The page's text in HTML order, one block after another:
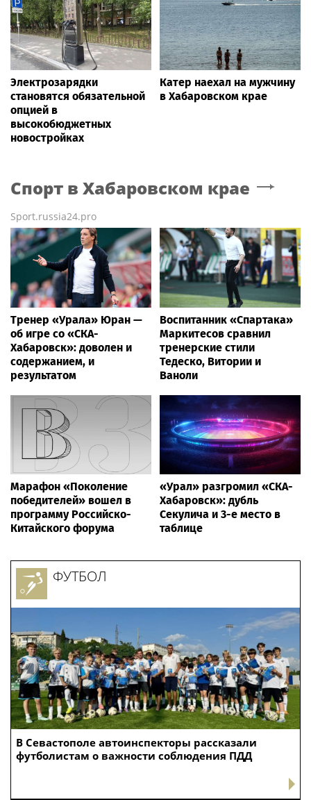
Электрозарядки
становятся обязательной
опцией в
высокобюджетных
новостройках
Катер наехал на мужчину
в Хабаровском крае
Спорт в Хабаровском крае
Sport.russia24.pro
Тренер «Урала» Юран —
об игре со «СКА-
Хабаровск»: доволен и
содержанием, и
результатом
Воспитанник «Спартака»
Маркитесов сравнил
тренерские стили
Тедеско, Витории и
Ваноли
Марафон «Поколение
победителей» вошел в
программу Российско-
Китайского форума
«Урал» разгромил «СКА-
Хабаровск»: дубль
Секулича и 3-е место в
таблице
В Севастополе автоинспекторы рассказали
футболистам о важности соблюдения ПДД
ФУТБОЛ